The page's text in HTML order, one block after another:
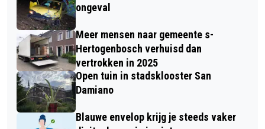
ongeval
Meer mensen naar gemeente s-
Hertogenbosch verhuisd dan
vertrokken in 2025
Open tuin in stadsklooster San
Damiano
Blauwe envelop krijg je steeds vaker